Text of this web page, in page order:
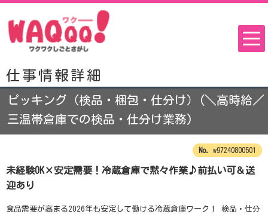
仕事情報詳細
ピッキング（検品・梱包・仕分け）(＼高時給／
三温帯倉庫での検品・仕分け業務)
w97240800501
未経験OK×安定需要！冷蔵倉庫で黙々作業♪前払い可＆送
迎あり
食品需要が高まる2026年も安定して働ける冷蔵倉庫ワーク！ 検品・仕分